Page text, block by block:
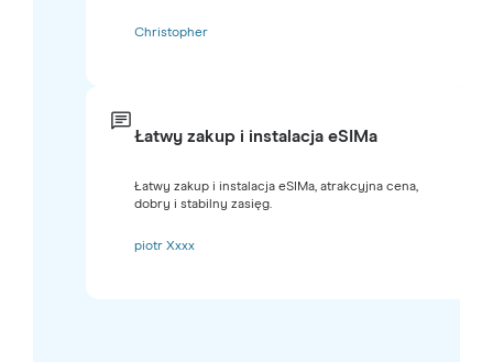
Christopher
Łatwy zakup i instalacja eSIMa
Łatwy zakup i instalacja eSIMa, atrakcyjna cena,
dobry i stabilny zasięg.
piotr Xxxx